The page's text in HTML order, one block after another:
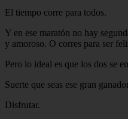
El tiempo corre para todos.
Y en ese maratón no hay
y amoroso. O corres para ser
Pero lo ideal es que los dos se
Suerte que seas ese gran
Disfrutar.